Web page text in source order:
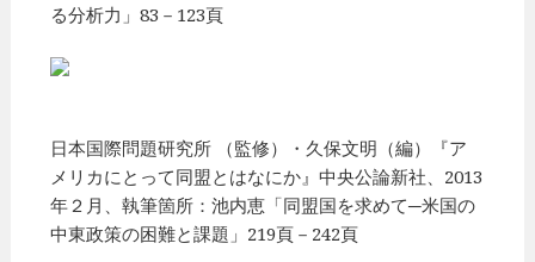
る分析力」83－123頁
日本国際問題研究所 （監修）・久保文明（編）『ア
メリカにとって同盟とはなにか』中央公論新社、2013
年２月、執筆箇所：池内恵「同盟国を求めて─米国の
中東政策の困難と課題」219頁－242頁